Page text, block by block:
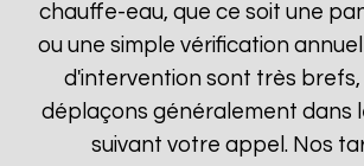
chauffe-eau, que ce soit une
ou une simple vérification
d'intervention sont très brefs,
déplaçons généralement dans
suivant votre appel. Nos